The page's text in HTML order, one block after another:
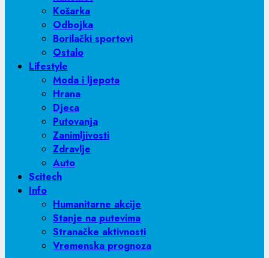
Košarka
Odbojka
Borilački sportovi
Ostalo
Lifestyle
Moda i ljepota
Hrana
Djeca
Putovanja
Zanimljivosti
Zdravlje
Auto
Scitech
Info
Humanitarne akcije
Stanje na putevima
Stranačke aktivnosti
Vremenska prognoza